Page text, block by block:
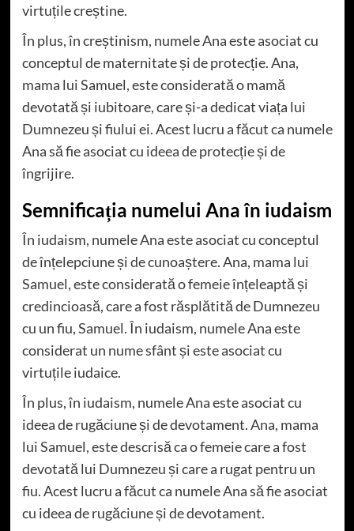
virtuțile creștine.
În plus, în creștinism, numele Ana este asociat cu
conceptul de maternitate și de protecție. Ana,
mama lui Samuel, este considerată o mamă
devotată și iubitoare, care și-a dedicat viața lui
Dumnezeu și fiului ei. Acest lucru a făcut ca numele
Ana să fie asociat cu ideea de protecție și de
îngrijire.
Semnificația numelui Ana în iudaism
În iudaism, numele Ana este asociat cu conceptul
de înțelepciune și de cunoaștere. Ana, mama lui
Samuel, este considerată o femeie înțeleaptă și
credincioasă, care a fost răsplătită de Dumnezeu
cu un fiu, Samuel. În iudaism, numele Ana este
considerat un nume sfânt și este asociat cu
virtuțile iudaice.
În plus, în iudaism, numele Ana este asociat cu
ideea de rugăciune și de devotament. Ana, mama
lui Samuel, este descrisă ca o femeie care a fost
devotată lui Dumnezeu și care a rugat pentru un
fiu. Acest lucru a făcut ca numele Ana să fie asociat
cu ideea de rugăciune și de devotament.